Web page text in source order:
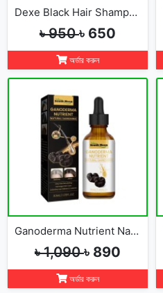
Dexe Black Hair Shampoo ,1Box=10Pcs
৳ 950৳ 650
অর্ডার করুন
Ganoderma Nutrient Natural Darkening Serum
৳ 1,090৳ 890
অর্ডার করুন